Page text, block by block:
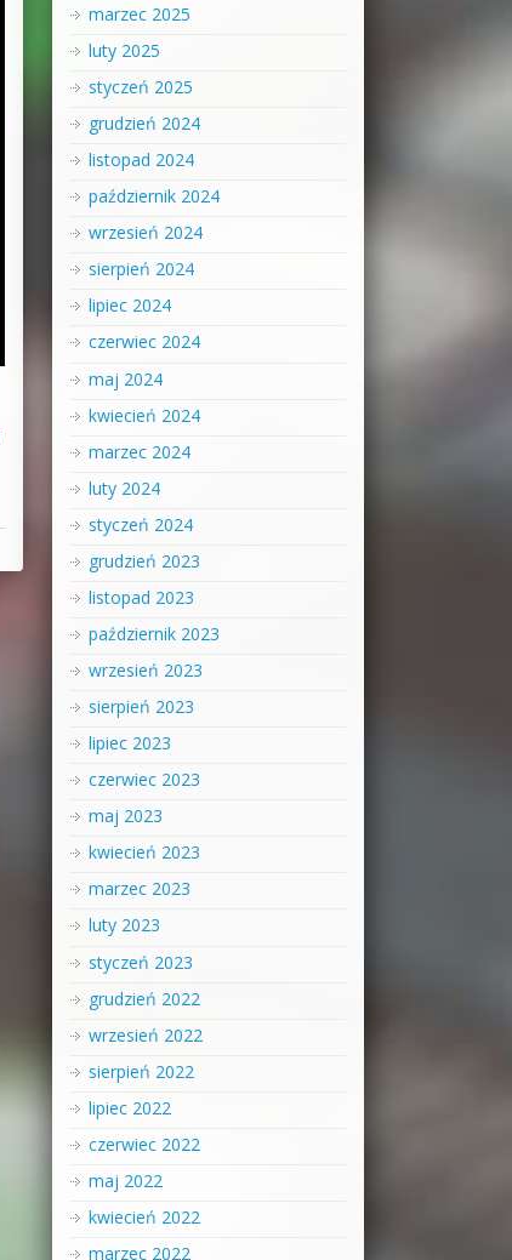
marzec 2025
luty 2025
styczeń 2025
grudzień 2024
listopad 2024
październik 2024
wrzesień 2024
sierpień 2024
lipiec 2024
czerwiec 2024
maj 2024
kwiecień 2024
marzec 2024
luty 2024
styczeń 2024
grudzień 2023
listopad 2023
październik 2023
wrzesień 2023
sierpień 2023
lipiec 2023
czerwiec 2023
maj 2023
kwiecień 2023
marzec 2023
luty 2023
styczeń 2023
grudzień 2022
wrzesień 2022
sierpień 2022
lipiec 2022
czerwiec 2022
maj 2022
kwiecień 2022
marzec 2022